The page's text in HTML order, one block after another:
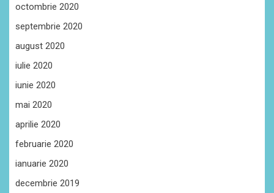
octombrie 2020
septembrie 2020
august 2020
iulie 2020
iunie 2020
mai 2020
aprilie 2020
februarie 2020
ianuarie 2020
decembrie 2019